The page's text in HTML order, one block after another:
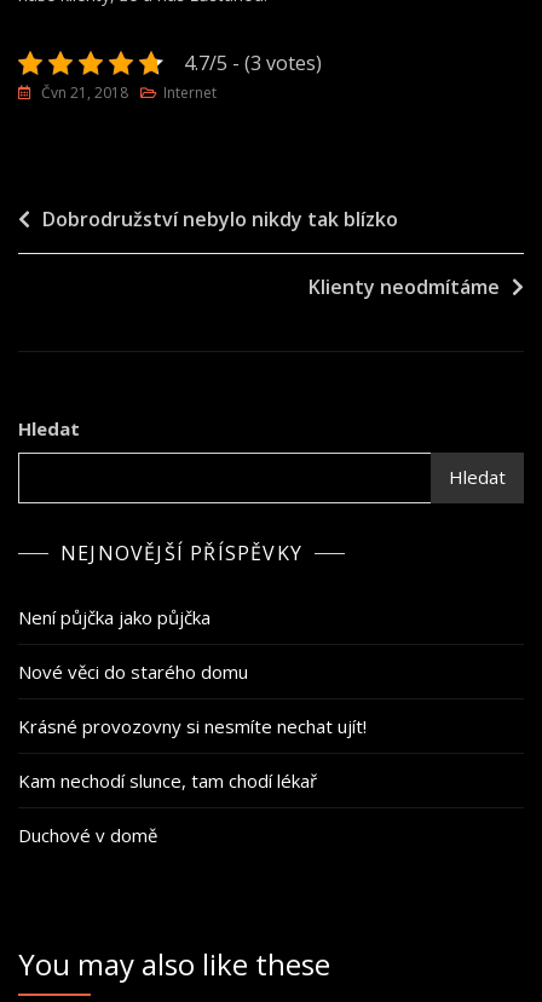
4.7/5 - (3 votes)
Čvn 21, 2018 Internet
Navigace
pro
Dobrodružství nebylo nikdy tak blízko
Klienty neodmítáme
Hledat
Hledat
NEJNOVĚJŠÍ PŘÍSPĚVKY
Není půjčka jako půjčka
Nové věci do starého domu
Krásné provozovny si nesmíte nechat ujít!
Kam nechodí slunce, tam chodí lékař
Duchové v domě
You may also like these